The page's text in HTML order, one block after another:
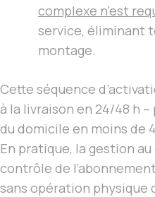
complexe n’est
service, éliminant
montage.
Cette séquence
à la livraison en 24/48 h
du domicile en moins de
En pratique, la gestion
contrôle de
sans opération physique